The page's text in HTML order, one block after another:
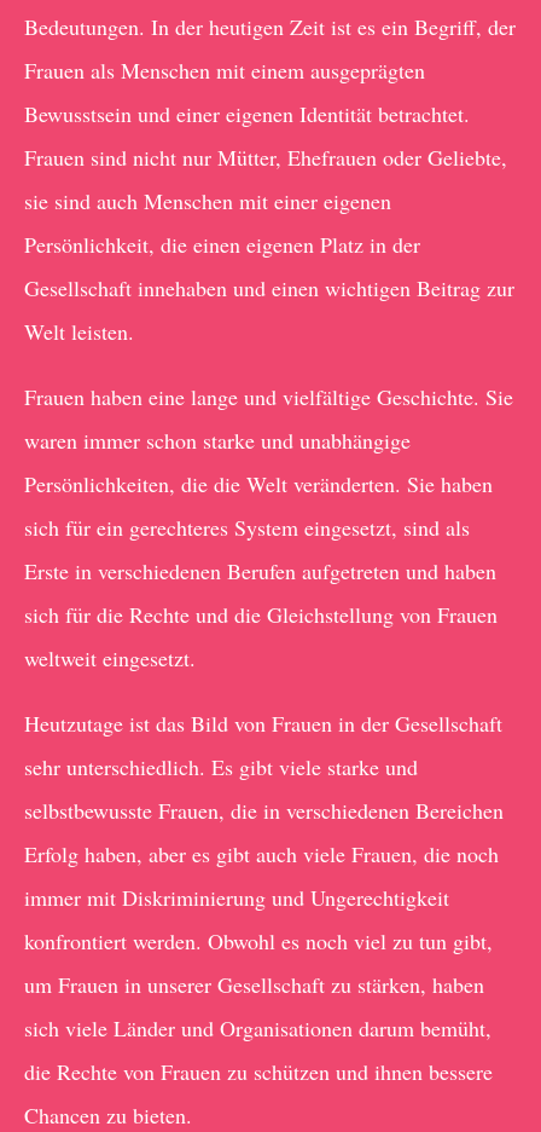
Bedeutungen. In der heutigen Zeit ist es ein Begriff, der
Frauen als Menschen mit einem ausgeprägten
Bewusstsein und einer eigenen Identität betrachtet.
Frauen sind nicht nur Mütter, Ehefrauen oder Geliebte,
sie sind auch Menschen mit einer eigenen
Persönlichkeit, die einen eigenen Platz in der
Gesellschaft innehaben und einen wichtigen Beitrag zur
Welt leisten.
Frauen haben eine lange und vielfältige Geschichte. Sie
waren immer schon starke und unabhängige
Persönlichkeiten, die die Welt veränderten. Sie haben
sich für ein gerechteres System eingesetzt, sind als
Erste in verschiedenen Berufen aufgetreten und haben
sich für die Rechte und die Gleichstellung von Frauen
weltweit eingesetzt.
Heutzutage ist das Bild von Frauen in der Gesellschaft
sehr unterschiedlich. Es gibt viele starke und
selbstbewusste Frauen, die in verschiedenen Bereichen
Erfolg haben, aber es gibt auch viele Frauen, die noch
immer mit Diskriminierung und Ungerechtigkeit
konfrontiert werden. Obwohl es noch viel zu tun gibt,
um Frauen in unserer Gesellschaft zu stärken, haben
sich viele Länder und Organisationen darum bemüht,
die Rechte von Frauen zu schützen und ihnen bessere
Chancen zu bieten.